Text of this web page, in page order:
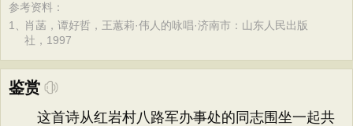
参考资料：
1、 肖菡，谭好哲，王蕙莉·伟人的咏唱·济南市：山东人民出版
社，1997
鉴赏
这首诗从红岩村八路军办事处的同志围坐一起共